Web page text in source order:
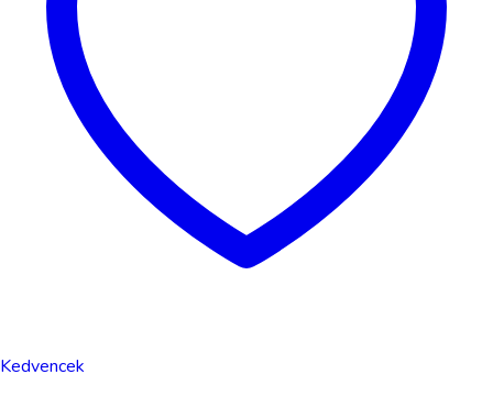
Kedvencek